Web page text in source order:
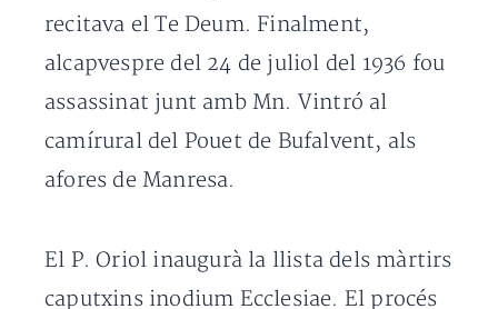
recitava el Te Deum. Finalment,
alcapvespre del 24 de juliol del 1936 fou
assassinat junt amb Mn. Vintró al
camírural del Pouet de Bufalvent, als
afores de Manresa.
El P. Oriol inaugurà la llista dels màrtirs
caputxins inodium Ecclesiae. El procés